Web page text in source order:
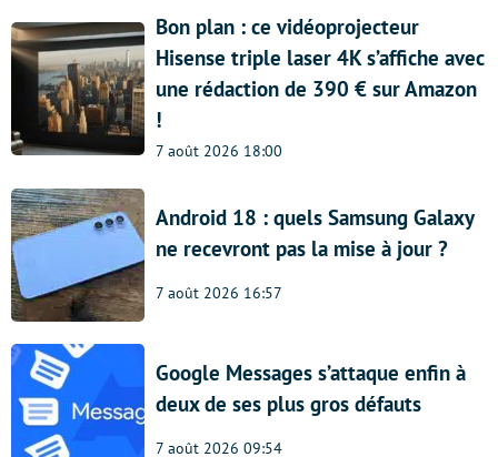
Bon plan : ce vidéoprojecteur
Hisense triple laser 4K s’affiche avec
une rédaction de 390 € sur Amazon
!
7 août 2026 18:00
Android 18 : quels Samsung Galaxy
ne recevront pas la mise à jour ?
7 août 2026 16:57
Google Messages s’attaque enfin à
deux de ses plus gros défauts
7 août 2026 09:54